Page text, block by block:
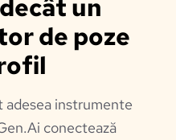
un
de poze
adesea instrumente
conectează